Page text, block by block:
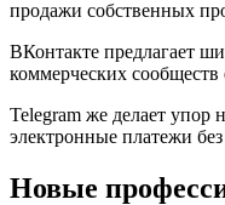
продажи собственных
ВКонтакте предлагает
коммерческих
Telegram же делает упор
электронные платежи
Новые